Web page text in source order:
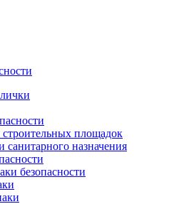
площадок
санитарного назначения
безопасности